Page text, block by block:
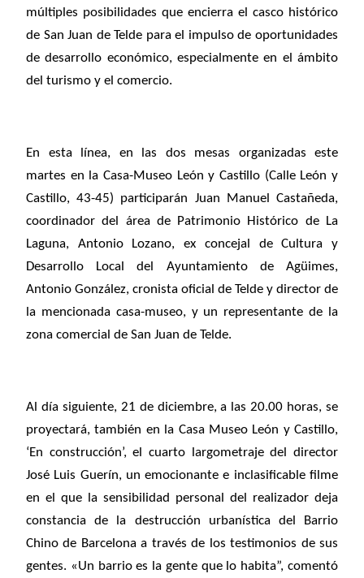
múltiples posibilidades que encierra el casco histórico
de San Juan de Telde para el impulso de oportunidades
de desarrollo económico, especialmente en el ámbito
del turismo y el comercio.
En esta línea, en las dos mesas organizadas este
martes en la Casa-Museo León y Castillo (Calle León y
Castillo, 43-45) participarán Juan Manuel Castañeda,
coordinador del área de Patrimonio Histórico de La
Laguna, Antonio Lozano, ex concejal de Cultura y
Desarrollo Local del Ayuntamiento de Agüimes,
Antonio González, cronista oficial de Telde y director de
la mencionada casa-museo, y un representante de la
zona comercial de San Juan de Telde.
Al día siguiente, 21 de diciembre, a las 20.00 horas, se
proyectará, también en la Casa Museo León y Castillo,
‘En construcción’, el cuarto largometraje del director
José Luis Guerín, un emocionante e inclasificable filme
en el que la sensibilidad personal del realizador deja
constancia de la destrucción urbanística del Barrio
Chino de Barcelona a través de los testimonios de sus
gentes. «Un barrio es la gente que lo habita”, comentó